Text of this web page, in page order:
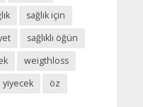
sağlık için
sağlıklı öğün
weigthloss
yiyecek öz